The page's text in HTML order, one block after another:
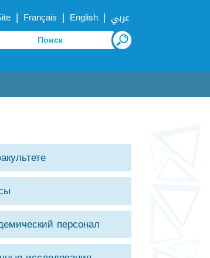
| Français | English | عربي
персонал